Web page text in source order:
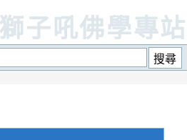
子吼佛學專站